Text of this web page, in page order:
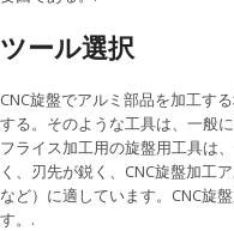
ツール選択
CNC旋盤でアルミ部品を加工す
する。そのような工具は、一般
フライス加工用の旋盤用工具は
く、刃先が鋭く、CNC旋盤加工
など）に適しています。CNC旋
す。.